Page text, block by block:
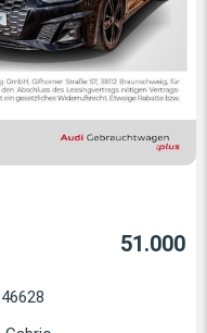
51.000
46628